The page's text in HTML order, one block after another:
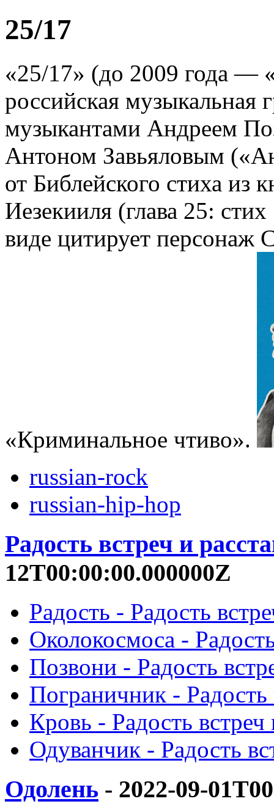
25/17
«25/17» (до 2009 года —
российская музыкальная
музыкантами Андреем
Антоном Завьяловым
от Библейского стиха из
Иезекииля (глава 25:
виде цитирует
«Криминальное чтиво».
russian-rock
russian-hip-hop
Радость встреч и
12T00:00:00.000000Z
Радость - Радость
Околокосмоса -
Позвони - Радость
Пограничник - Радость
Кровь - Радость
Одуванчик - Радость
Одолень - 2022-09-